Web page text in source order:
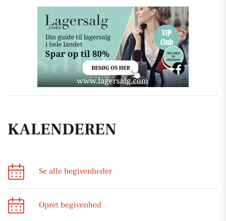
KALENDEREN
Se alle begivenheder
Opret begivenhed